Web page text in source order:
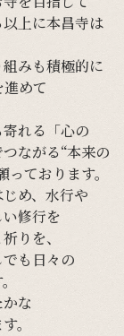
以上に本昌寺は
みも積極的に
進めて
れる 「心の
つながる“本来の
っております。
め、 水行や
修行を
祈りを、
でも 日々の
な
。